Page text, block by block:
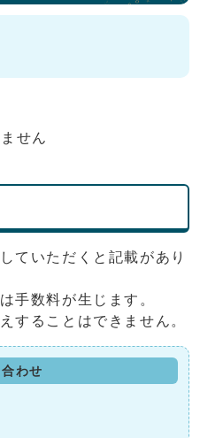
せん
ていただくと記載があり
手数料が生じます。
することはできません。
わせ